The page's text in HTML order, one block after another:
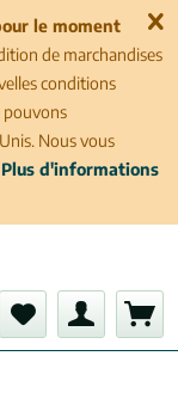
le moment
de marchandises
conditions
pouvons
Nous vous
Plus d'informations